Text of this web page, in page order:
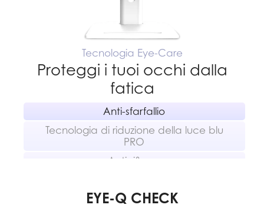
Tecnologia Eye-Care
Proteggi i tuoi occhi dalla
fatica
Anti-sfarfallio
Tecnologia di riduzione della luce blu
PRO
Anti-riflesso
EYE-Q CHECK